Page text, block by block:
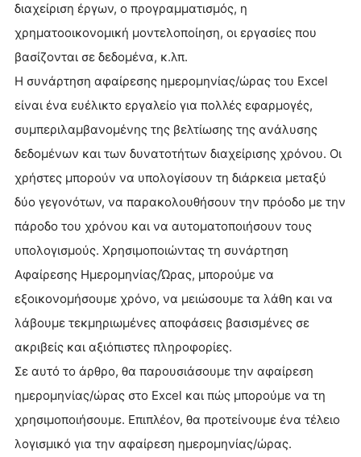
διαχείριση έργων, ο προγραμματισμός, η
χρηματοοικονομική μοντελοποίηση, οι εργασίες που
βασίζονται σε δεδομένα, κ.λπ.
Η συνάρτηση αφαίρεσης ημερομηνίας/ώρας του Excel
είναι ένα ευέλικτο εργαλείο για πολλές εφαρμογές,
συμπεριλαμβανομένης της βελτίωσης της ανάλυσης
δεδομένων και των δυνατοτήτων διαχείρισης χρόνου. Οι
χρήστες μπορούν να υπολογίσουν τη διάρκεια μεταξύ
δύο γεγονότων, να παρακολουθήσουν την πρόοδο με την
πάροδο του χρόνου και να αυτοματοποιήσουν τους
υπολογισμούς. Χρησιμοποιώντας τη συνάρτηση
Αφαίρεσης Ημερομηνίας/Ώρας, μπορούμε να
εξοικονομήσουμε χρόνο, να μειώσουμε τα λάθη και να
λάβουμε τεκμηριωμένες αποφάσεις βασισμένες σε
ακριβείς και αξιόπιστες πληροφορίες.
Σε αυτό το άρθρο, θα παρουσιάσουμε την αφαίρεση
ημερομηνίας/ώρας στο Excel και πώς μπορούμε να τη
χρησιμοποιήσουμε. Επιπλέον, θα προτείνουμε ένα τέλειο
λογισμικό για την αφαίρεση ημερομηνίας/ώρας.